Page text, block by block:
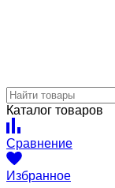
Каталог товаров
Сравнение
Избранное